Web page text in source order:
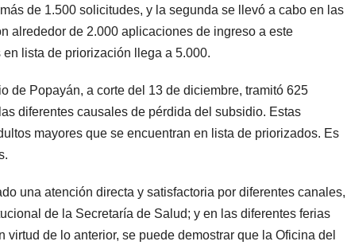
de 1.500 solicitudes, y la segunda se llevó a cabo en las
alrededor de 2.000 aplicaciones de ingreso a este
lista de priorización llega a 5.000.
de Popayán, a corte del 13 de diciembre, tramitó 625
diferentes causales de pérdida del subsidio. Estas
mayores que se encuentran en lista de priorizados. Es
una atención directa y satisfactoria por diferentes canales,
de la Secretaría de Salud; y en las diferentes ferias
de lo anterior, se puede demostrar que la Oficina del